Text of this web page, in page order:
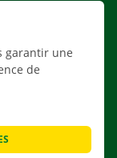
garantir une
de